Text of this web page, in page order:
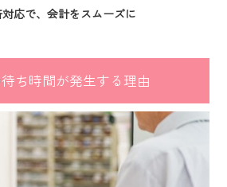
応で、会計をスムーズに
ち時間が発生する理由